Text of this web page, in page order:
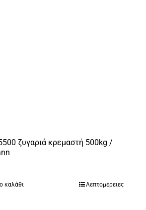
ζυγαριά κρεμαστή 500kg /
καλάθι Λεπτομέρειες